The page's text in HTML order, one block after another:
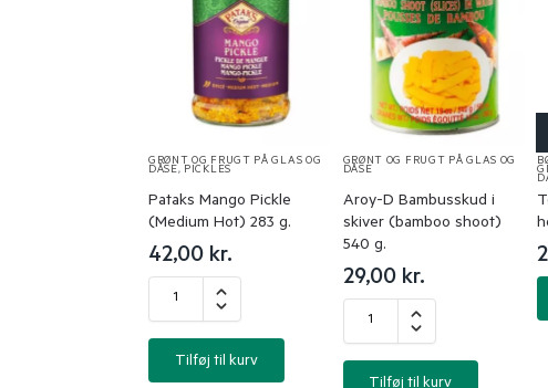
GRØNT OG FRUGT PÅ GLAS OG
DÅSE, PICKLES
Pataks Mango Pickle
(Medium Hot) 283 g.
42,00 kr.
Tilføj til kurv
GRØNT OG FRUGT PÅ GLAS OG
DÅSE
Aroy-D Bambusskud i
skiver (bamboo shoot)
540 g.
29,00 kr.
Tilføj til kurv